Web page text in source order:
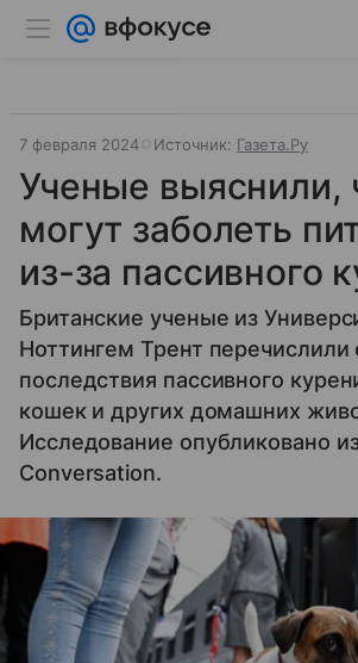
7 февраля 2024 Источник: Газета.Ру
Ученые выяснили,
могут заболеть
из-за пассивного
Британские ученые из
Ноттингем Трент перечислили
последствия пассивного
кошек и других домашних
Исследование опубликовано
Conversation.